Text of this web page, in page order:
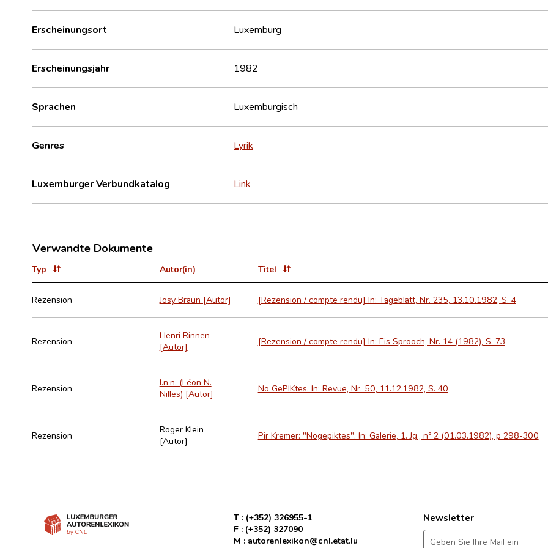
Erscheinungsort Luxemburg
Erscheinungsjahr 1982
Sprachen Luxemburgisch
Genres Lyrik
Luxemburger Verbundkatalog Link
Verwandte Dokumente
Typ Autor(in) Titel
Rezension Josy Braun [Autor] [Rezension / compte rendu] In: Tageblatt, Nr. 235, 13.10.1982, S. 4
Rezension
Henri Rinnen
[Autor]
[Rezension / compte rendu] In: Eis Sprooch, Nr. 14 (1982), S. 73
Rezension
l.n.n. (Léon N.
Nilles) [Autor]
No GePIKtes. In: Revue, Nr. 50, 11.12.1982, S. 40
Rezension
Roger Klein
[Autor]
Pir Kremer: "Nogepiktes". In: Galerie, 1. Jg., nº 2 (01.03.1982), p 298-300
T : (+352) 326955-1
F : (+352) 327090
M : autorenlexikon@cnl.etat.lu
Newsletter